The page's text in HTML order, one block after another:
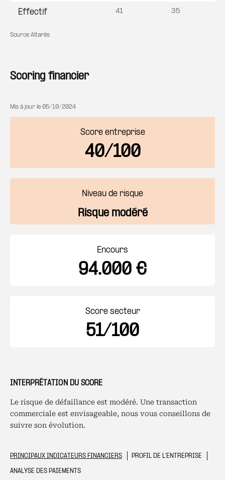
Source Altarès
Effectif 41 35
Scoring financier
Mis à jour le 05/10/2024
Score entreprise
40/100
Niveau de risque
Risque modéré
Encours
94.000 €
Score secteur
51/100
INTERPRÉTATION DU SCORE
Le risque de défaillance est modéré. Une transaction
commerciale est envisageable, nous vous conseillons de
suivre son évolution.
PRINCIPAUX INDICATEURS FINANCIERS
PROFIL DE L'ENTREPRISE
ANALYSE DES PAIEMENTS